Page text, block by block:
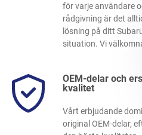
för varje användare
rådgivning är det
lösning på ditt
situation. Vi
OEM-delar och
kvalitet
Vårt erbjudande
original OEM-delar,